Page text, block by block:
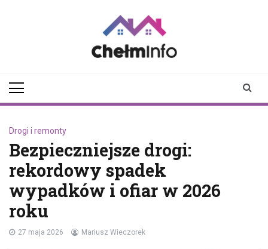
Drogi i remonty
Bezpieczniejsze drogi:
rekordowy spadek
wypadków i ofiar w 2026
roku
27 maja 2026 Mariusz Wieczorek